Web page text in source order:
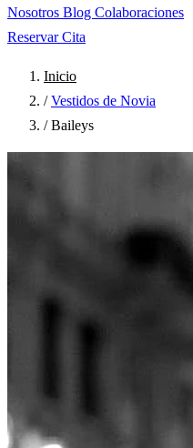
Nosotros Blog Colaboraciones
Reservar Cita
Inicio
/ Vestidos de Novia
/ Baileys